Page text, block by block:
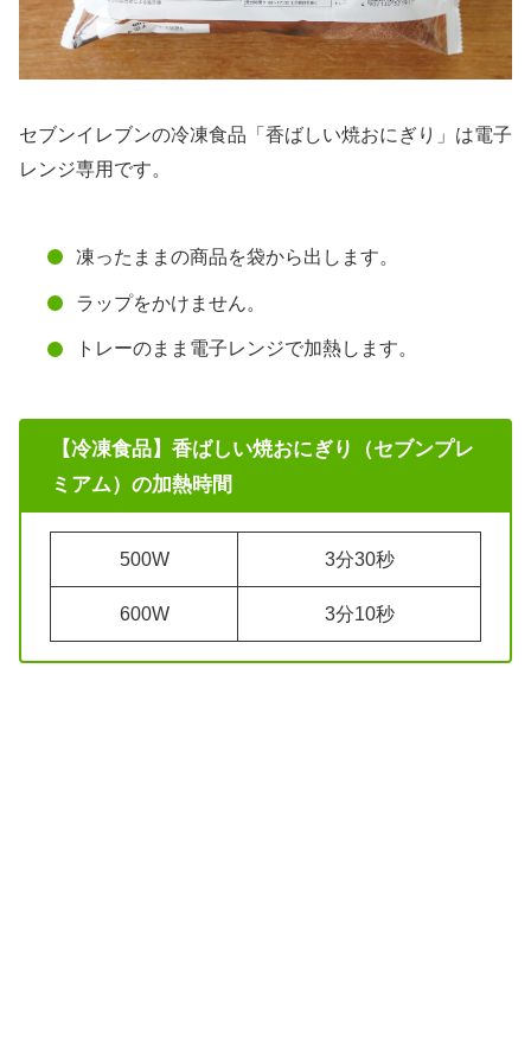
セブンイレブンの冷凍食品「香ばしい焼おにぎり」は電子
レンジ専用です。
凍ったままの商品を袋から出します。
ラップをかけません。
トレーのまま電子レンジで加熱します。
【冷凍食品】香ばしい焼おにぎり（セブンプレ
ミアム）の加熱時間
500W 3分30秒
600W 3分10秒